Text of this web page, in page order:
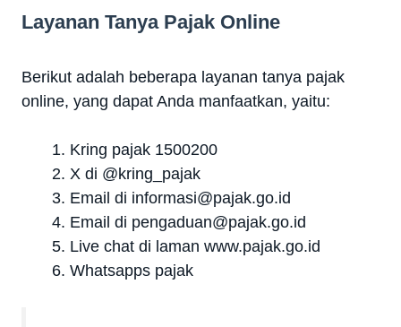
Layanan Tanya Pajak Online
Berikut adalah beberapa layanan tanya pajak
online, yang dapat Anda manfaatkan, yaitu:
Kring pajak 1500200
X di @kring_pajak
Email di informasi@pajak.go.id
Email di pengaduan@pajak.go.id
Live chat di laman www.pajak.go.id
Whatsapps pajak